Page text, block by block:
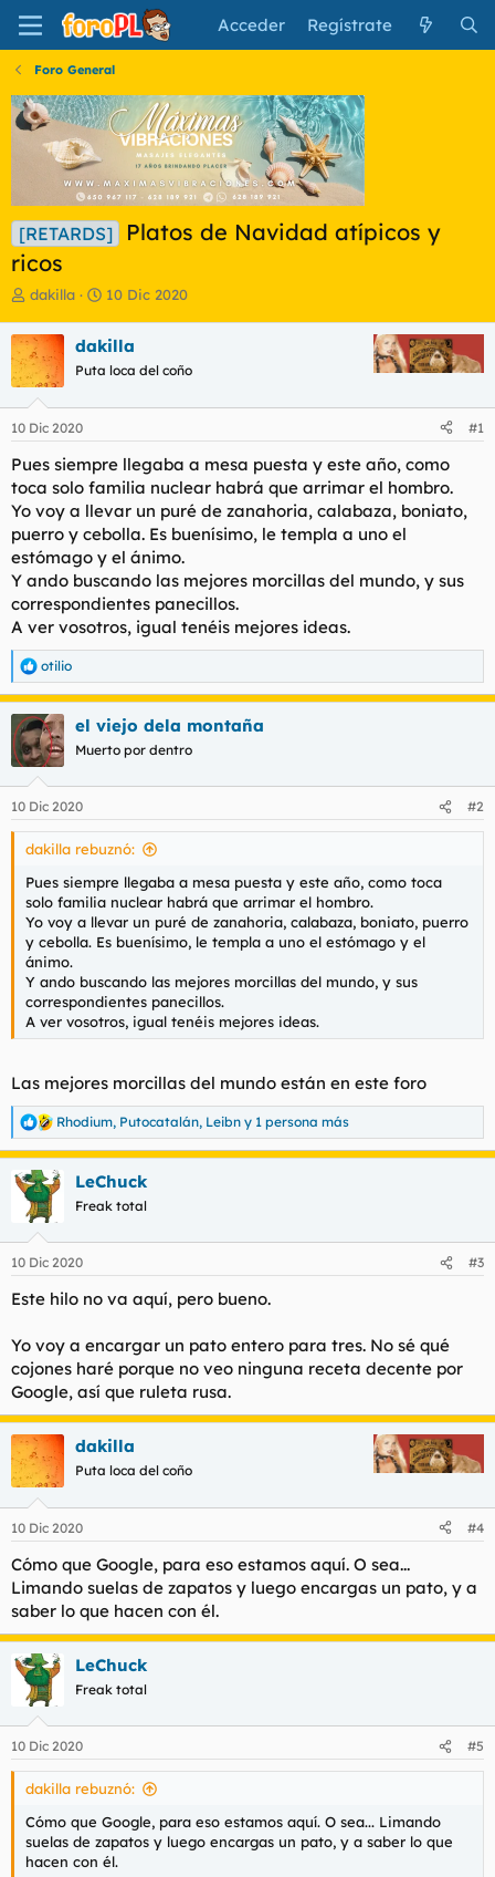
Acceder Regístrate
Foro General
[RETARDS]
Platos de Navidad atípicos y
ricos
I
i
c
a
d
o
d
e
l
t
e
a
dakilla
F
h
a
e
i
c
i
o
10 Dic 2020
dakilla
Puta loca del coño
10 Dic 2020 #1
Pues siempre llegaba a mesa puesta y este año, como
toca solo familia nuclear habrá que arrimar el hombro.
Yo voy a llevar un puré de zanahoria, calabaza, boniato,
puerro y cebolla. Es buenísimo, le templa a uno el
estómago y el ánimo.
Y ando buscando las mejores morcillas del mundo, y sus
correspondientes panecillos.
A ver vosotros, igual tenéis mejores ideas.
R
e
a
c
c
i
e
s
otilio
el viejo dela montaña
Muerto por dentro
10 Dic 2020 #2
dakilla rebuznó:
Pues siempre llegaba a mesa puesta y este año, como toca
solo familia nuclear habrá que arrimar el hombro.
Yo voy a llevar un puré de zanahoria, calabaza, boniato, puerro
y cebolla. Es buenísimo, le templa a uno el estómago y el
ánimo.
Y ando buscando las mejores morcillas del mundo, y sus
correspondientes panecillos.
A ver vosotros, igual tenéis mejores ideas.
Las mejores morcillas del mundo están en este foro
R
e
a
c
c
e
:
Rhodium, Putocatalán, Leibn y 1 persona más
LeChuck
Freak total
10 Dic 2020 #3
Este hilo no va aquí, pero bueno.
Yo voy a encargar un pato entero para tres. No sé qué
cojones haré porque no veo ninguna receta decente por
Google, así que ruleta rusa.
dakilla
Puta loca del coño
10 Dic 2020 #4
Cómo que Google, para eso estamos aquí. O sea...
Limando suelas de zapatos y luego encargas un pato, y a
saber lo que hacen con él.
LeChuck
Freak total
10 Dic 2020 #5
dakilla rebuznó:
Cómo que Google, para eso estamos aquí. O sea... Limando
suelas de zapatos y luego encargas un pato, y a saber lo que
hacen con él.